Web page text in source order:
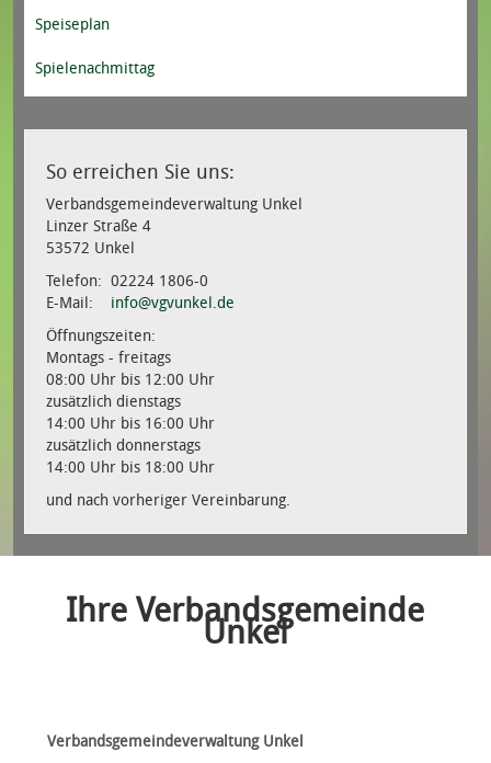
Speiseplan
Spielenachmittag
So erreichen Sie uns:
Verbandsgemeindeverwaltung Unkel
Linzer Straße 4
53572 Unkel
Telefon: 02224 1806-0
E-Mail: info@vgvunkel.de
Öffnungszeiten:
Montags - freitags
08:00 Uhr bis 12:00 Uhr
zusätzlich dienstags
14:00 Uhr bis 16:00 Uhr
zusätzlich donnerstags
14:00 Uhr bis 18:00 Uhr
und nach vorheriger Vereinbarung.
Ihre Verbandsgemeinde
Unkel
Verbandsgemeindeverwaltung Unkel